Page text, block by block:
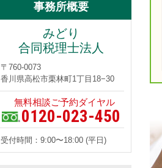
事務所概要
みどり
合同税理士法人
〒760-0073
香川県高松市栗林町1丁目18−30
無料相談ご予約ダイヤル
0120-023-450
受付時間：9:00〜18:00 (平日)